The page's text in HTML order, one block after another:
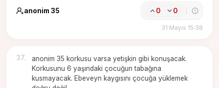
anonim 35 0 0
31 Mayıs 15:38
37.
anonim 35 korkusu varsa yetişkin gibi konuşacak.
Korkusunu 6 yaşındaki çocuğun tabağına
kusmayacak. Ebeveyn kaygısını çocuğa yüklemek